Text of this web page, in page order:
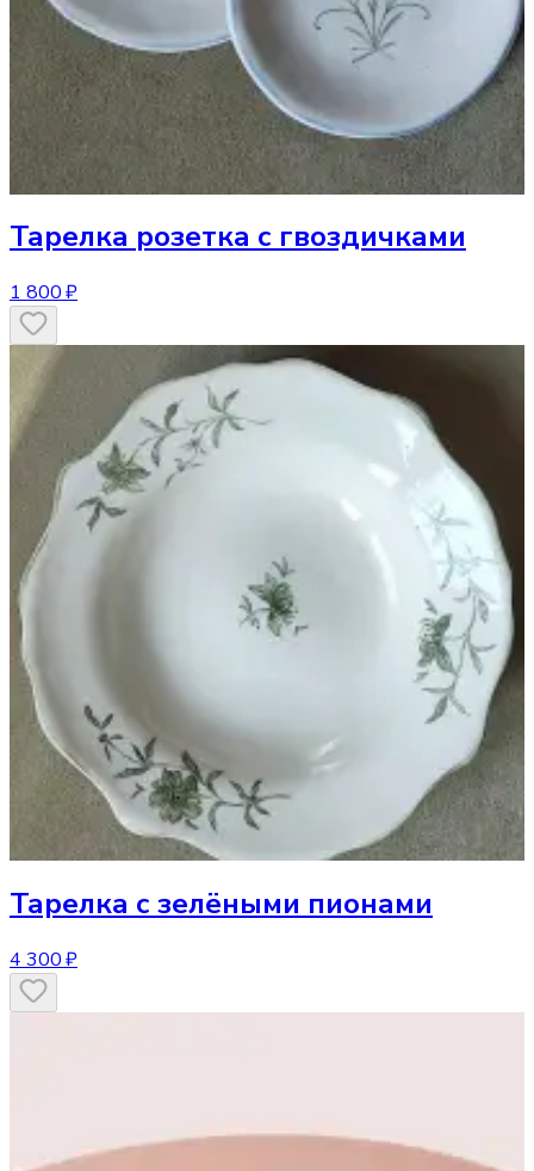
Тарелка розетка с гвоздичками
1 800 ₽
Тарелка с зелёными пионами
4 300 ₽